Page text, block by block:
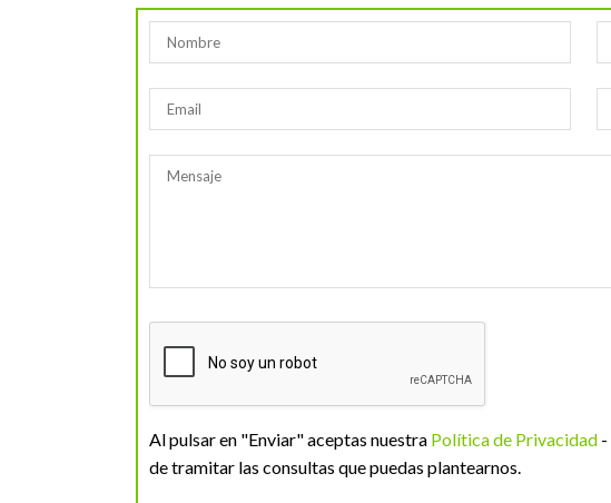
Al pulsar en "Enviar" aceptas nuestra Política de Privacidad -
de tramitar las consultas que puedas plantearnos.